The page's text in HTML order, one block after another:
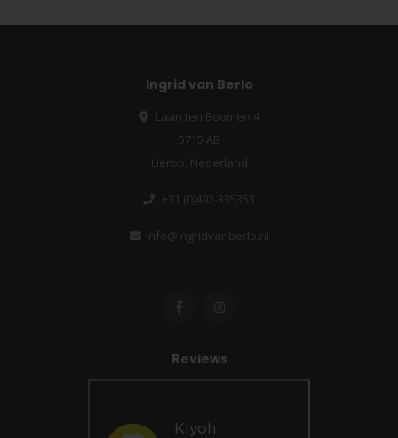
Ingrid van Berlo
Laan ten Boomen 4
5715 AB
Lierop, Nederland
+31 (0)492-335353
info@ingridvanberlo.nl
Reviews